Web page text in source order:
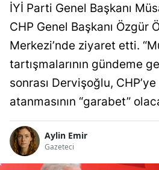
İYİ Parti Genel Başkanı
CHP Genel Başkanı Özgür
Merkezi’nde ziyaret etti.
tartışmalarının gündeme
sonrası Dervişoğlu,
atanmasının “garabet”
Aylin Emir
Gazeteci